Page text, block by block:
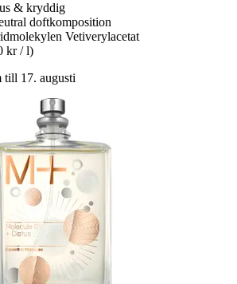
& kryddig
doftkomposition
Vetiverylacetat
kr / l)
till 17. augusti